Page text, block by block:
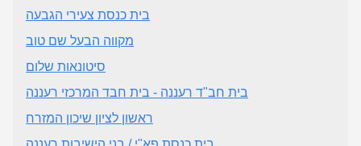
בית כנסת צעירי הגבעה
מקווה הבעל שם טוב
סיטונאות שלום
בית חב"ד רעננה - בית חבד המרכזי רעננה
ראשון לציון שיכון המזרח